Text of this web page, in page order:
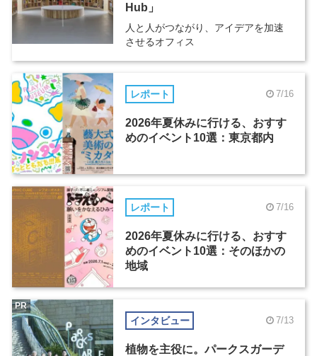
Hub」
人と人がつながり、アイデアを加速
させるオフィス
レポート 7/16
2026年夏休みに行ける、おすす
めのイベント10選：東京都内
レポート 7/16
2026年夏休みに行ける、おすす
めのイベント10選：そのほかの
地域
インタビュー 7/13
植物を主役に。パークスガーデ
PR